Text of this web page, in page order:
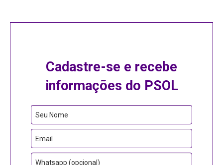
Cadastre-se e recebe
informações do PSOL
Seu Nome
Email
Whatsapp (opcional)